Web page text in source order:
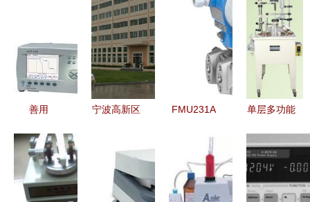
善用
号发生器
破解电子设
计与测试新
宁波高新区
展有限公司
—中国仪器
仪表网精选
FMU231A
工业自动化
仪表 精准
测量与投资
单层多功能
岛鑫龙仪器
仪表销售中
心的专业之